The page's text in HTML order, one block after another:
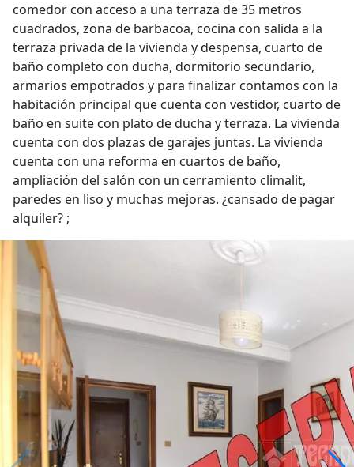
comedor con acceso a una terraza de 35 metros
cuadrados, zona de barbacoa, cocina con salida a la
terraza privada de la vivienda y despensa, cuarto de
baño completo con ducha, dormitorio secundario,
armarios empotrados y para finalizar contamos con la
habitación principal que cuenta con vestidor, cuarto de
baño en suite con plato de ducha y terraza. La vivienda
cuenta con dos plazas de garajes juntas. La vivienda
cuenta con una reforma en cuartos de baño,
ampliación del salón con un cerramiento climalit,
paredes en liso y muchas mejoras. ¿cansado de pagar
alquiler? ;